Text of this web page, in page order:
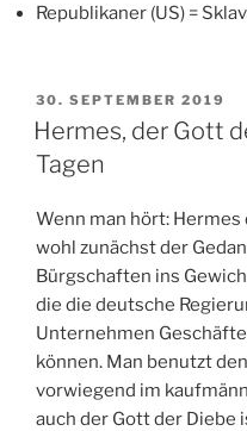
Republikaner (US) =
VERÖFFENTLICHT
AM
30. SEPTEMBER 2019
Hermes, der Gott
Tagen
Wenn man hört:
wohl zunächst der
Bürgschaften ins
die die deutsche
Unternehmen
können. Man benutzt
vorwiegend im
auch der Gott der Diebe